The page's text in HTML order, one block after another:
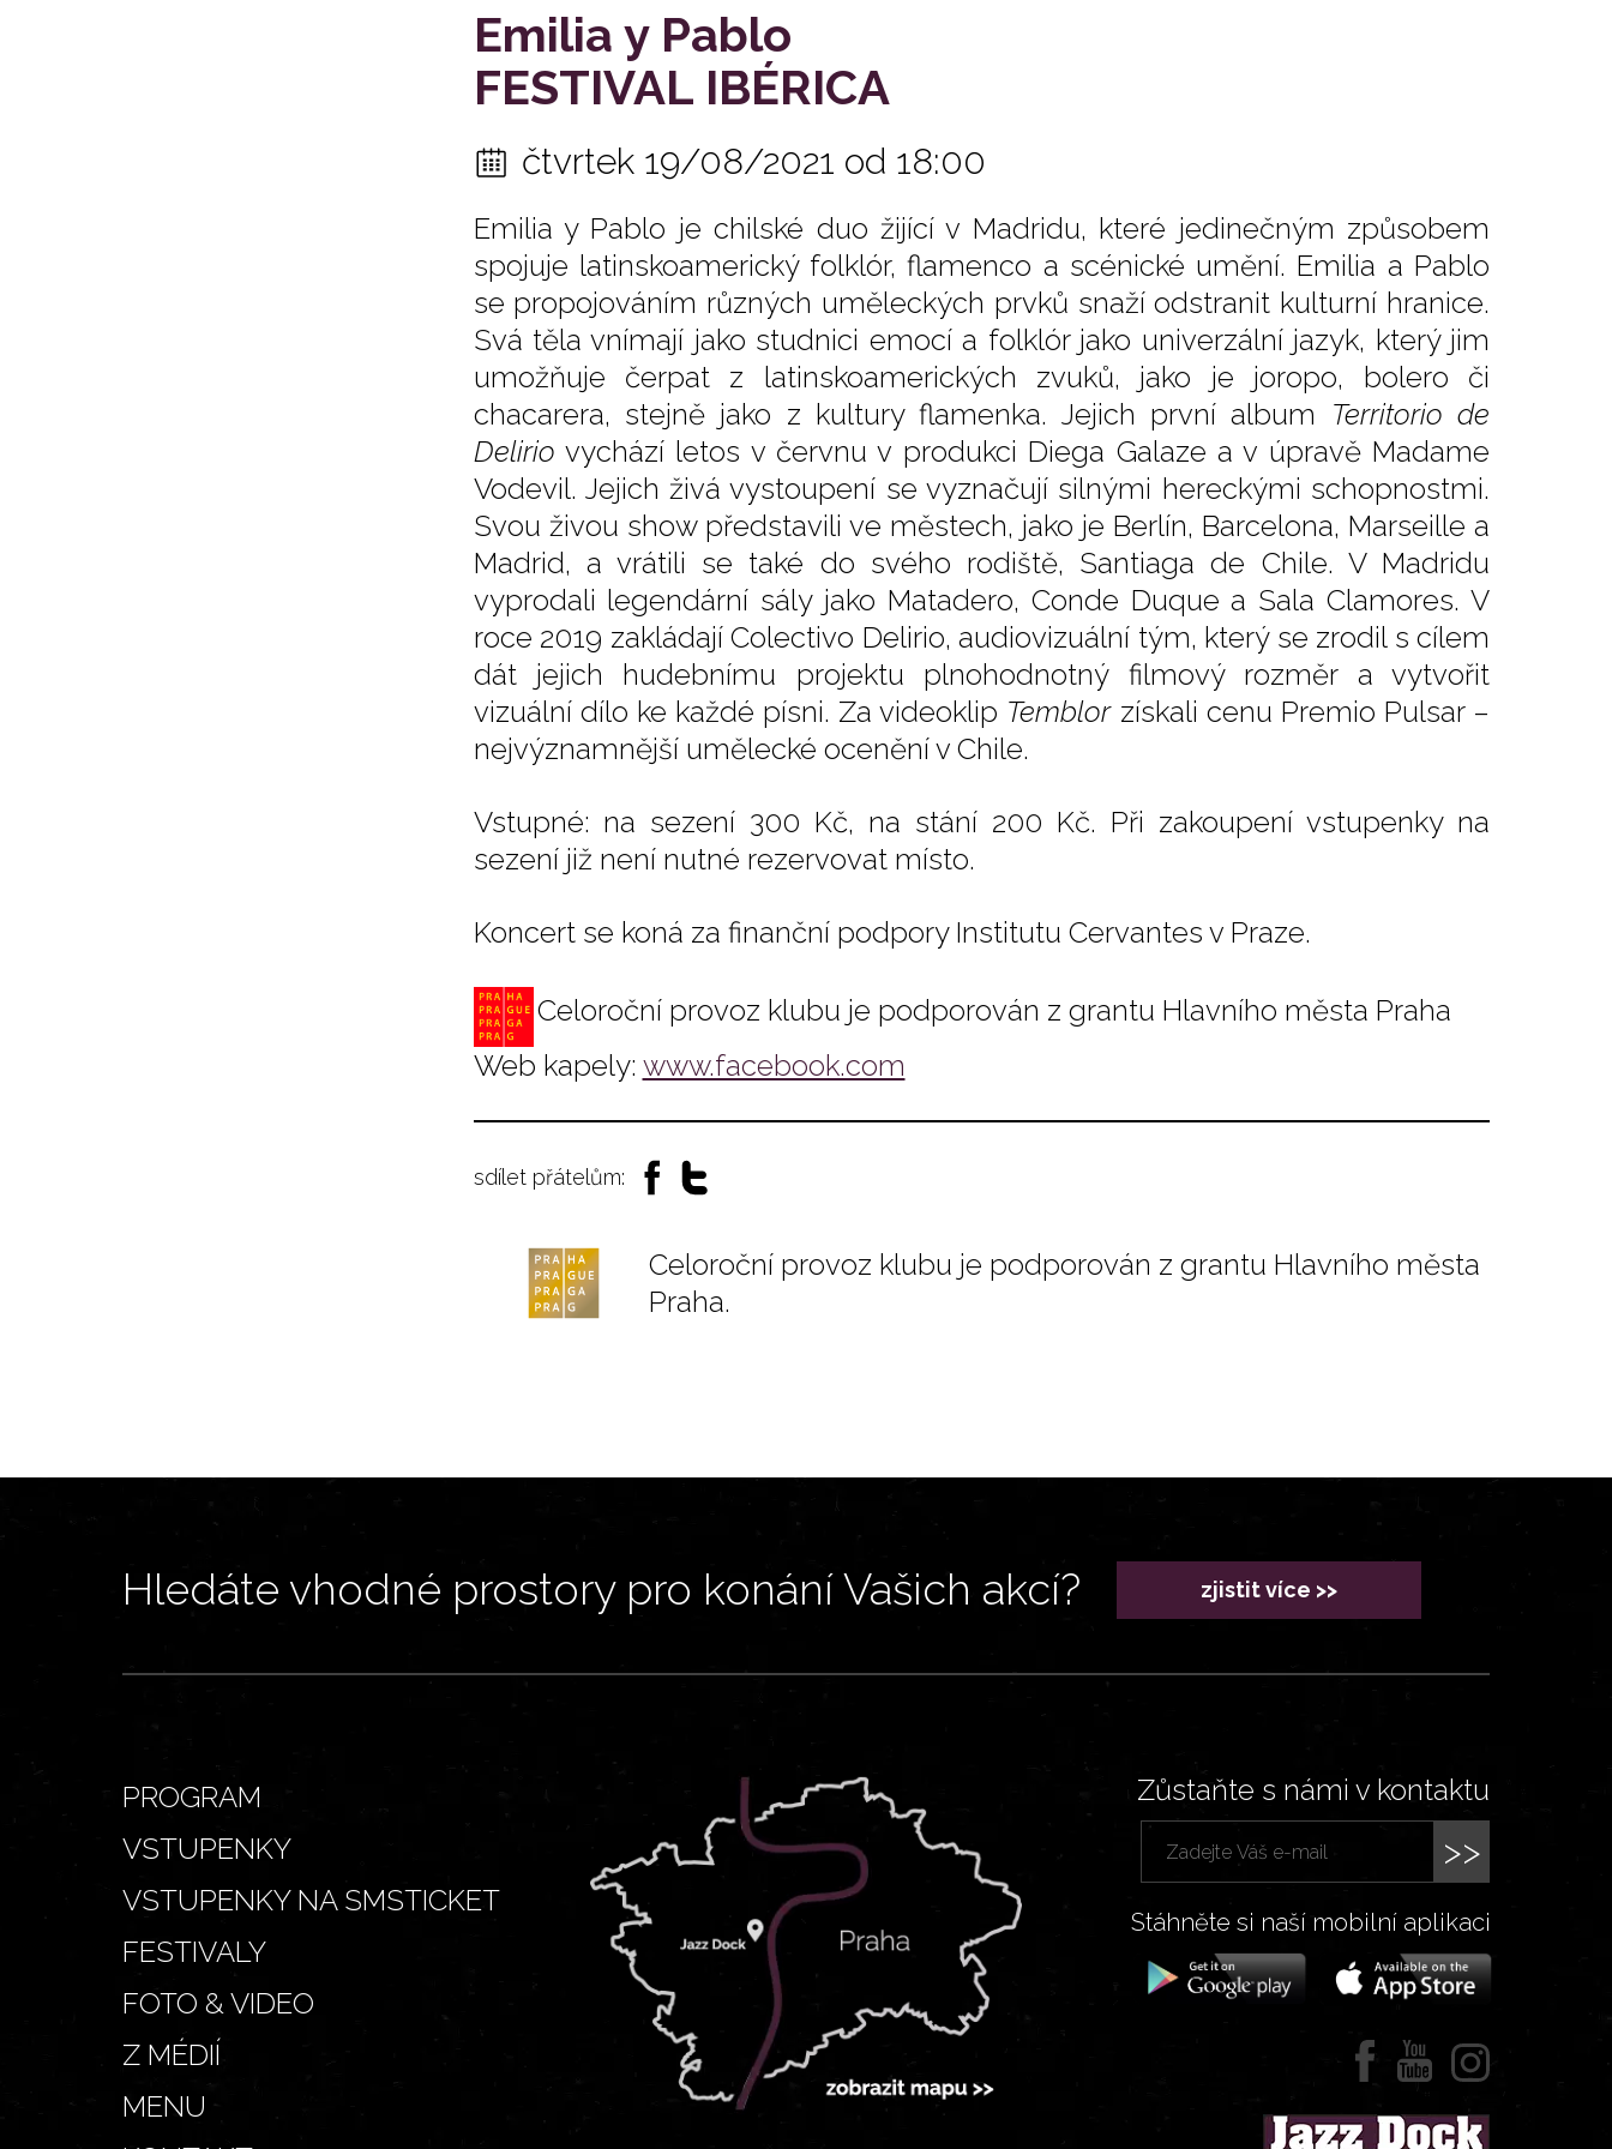
Emilia y Pablo
FESTIVAL IBÉRICA
čtvrtek 19/08/2021 od 18:00
Emilia y Pablo je chilské duo žijící v Madridu, které jedinečným způsobem
spojuje latinskoamerický folklór, flamenco a scénické umění. Emilia a Pablo
se propojováním různých uměleckých prvků snaží odstranit kulturní hranice.
Svá těla vnímají jako studnici emocí a folklór jako univerzální jazyk, který jim
umožňuje čerpat z latinskoamerických zvuků, jako je joropo, bolero či
chacarera, stejně jako z kultury flamenka. Jejich první album Territorio de
Delirio vychází letos v červnu v produkci Diega Galaze a v úpravě Madame
Vodevil. Jejich živá vystoupení se vyznačují silnými hereckými schopnostmi.
Svou živou show představili ve městech, jako je Berlín, Barcelona, Marseille a
Madrid, a vrátili se také do svého rodiště, Santiaga de Chile. V Madridu
vyprodali legendární sály jako Matadero, Conde Duque a Sala Clamores. V
roce 2019 zakládají Colectivo Delirio, audiovizuální tým, který se zrodil s cílem
dát jejich hudebnímu projektu plnohodnotný filmový rozměr a vytvořit
vizuální dílo ke každé písni. Za videoklip Temblorzískali cenu Premio Pulsar –
nejvýznamnější umělecké ocenění v Chile.
Vstupné: na sezení 300 Kč, na stání 200 Kč. Při zakoupení vstupenky na
sezení již není nutné rezervovat místo.
Koncert se koná za finanční podpory Institutu Cervantes v Praze.
Celoroční provoz klubu je podporován z grantu Hlavního města Praha
Web kapely: www.facebook.com
sdílet přátelům:
Celoroční provoz klubu je podporován z grantu Hlavního města
Praha.
Hledáte vhodné prostory pro konání Vašich akcí? zjistit více >>
PROGRAM
VSTUPENKY
VSTUPENKY NA SMSTICKET
FESTIVALY
FOTO & VIDEO
Z MÉDIÍ
MENU
Zůstaňte s námi v kontaktu
>>
Stáhněte si naší mobilní aplikaci